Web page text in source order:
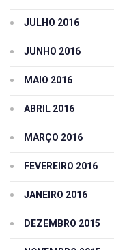
JULHO 2016
JUNHO 2016
MAIO 2016
ABRIL 2016
MARÇO 2016
FEVEREIRO 2016
JANEIRO 2016
DEZEMBRO 2015